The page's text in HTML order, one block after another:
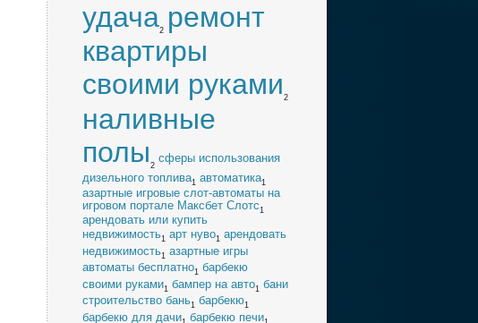
удача2 ремонт
квартиры
своими руками 2
наливные
полы 2
cферы использования
дизельного топлива1 автоматика1
азартные игровые слот-автоматы на
игровом портале Максбет Слотс 1
арендовать или купить
недвижимость1 арт нуво1 арендовать
недвижимость1 азартные игры
автоматы бесплатно1 барбекю
своими руками1 бампер на авто1 бани
строительство бань1 барбекю1
барбекю для дачи барбекю печи